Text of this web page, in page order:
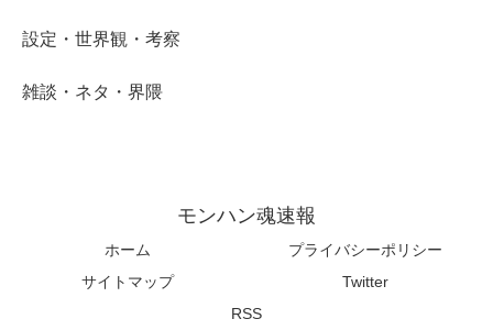
設定・世界観・考察
雑談・ネタ・界隈
モンハン魂速報
ホーム
プライバシーポリシー
サイトマップ
Twitter
RSS